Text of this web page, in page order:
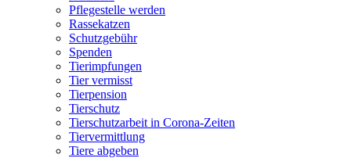
Pflegestelle werden
Rassekatzen
Schutzgebühr
Spenden
Tierimpfungen
Tier vermisst
Tierpension
Tierschutz
Tierschutzarbeit in Corona-Zeiten
Tiervermittlung
Tiere abgeben